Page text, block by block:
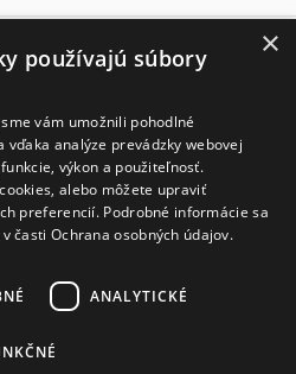
VŠETKY PRÁVA VYHRADENÉ.
×
používajú súbory
vám umožnili pohodlné
analýze prevádzky webovej
výkon a použiteľnosť.
alebo môžete upraviť
preferencií. Podrobné informácie sa
časti Ochrana osobných údajov.
ANALYTICKÉ